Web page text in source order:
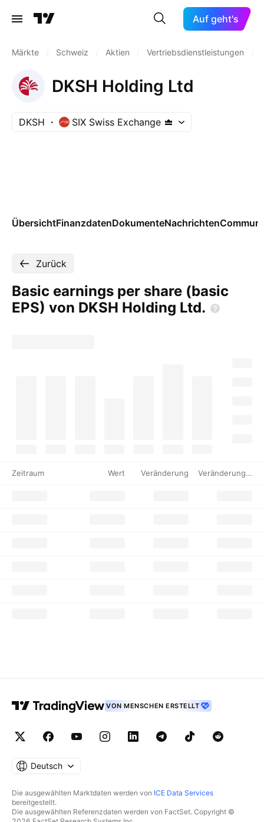
Auf geht's
Märkte Schweiz Aktien Vertriebsdienstleistungen
DKSH Holding Ltd
DKSH SIX Swiss Exchange
ÜbersichtFinanzdatenDokumenteNachrichten
Zurück
Basic earnings per share (basic
EPS) von DKSH Holding Ltd.
Zeitraum Wert Veränderung Veränderung %
VON MENSCHEN ERSTELLT
Deutsch
Die ausgewählten Marktdaten werden von ICE Data Services
bereitgestellt.
Die ausgewählten Referenzdaten werden von FactSet. Copyright ©